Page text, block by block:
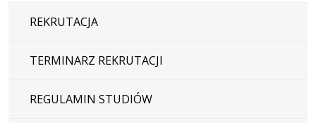
REKRUTACJA
TERMINARZ REKRUTACJI
REGULAMIN STUDIÓW